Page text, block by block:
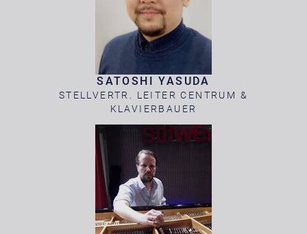
SATOSHI YASUDA
STELLVERTR. LEITER CENTRUM &
KLAVIERBAUER